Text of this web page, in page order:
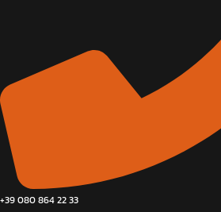
+39 080 864 22 33